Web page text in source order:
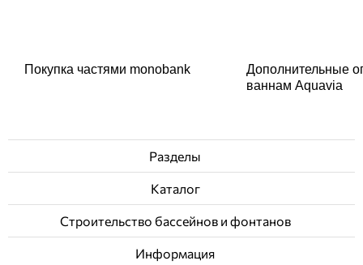
Покупка частями monobank
Дополнительные
ваннам Aquavia
Разделы
Каталог
Строительство бассейнов и фонтанов
Информация